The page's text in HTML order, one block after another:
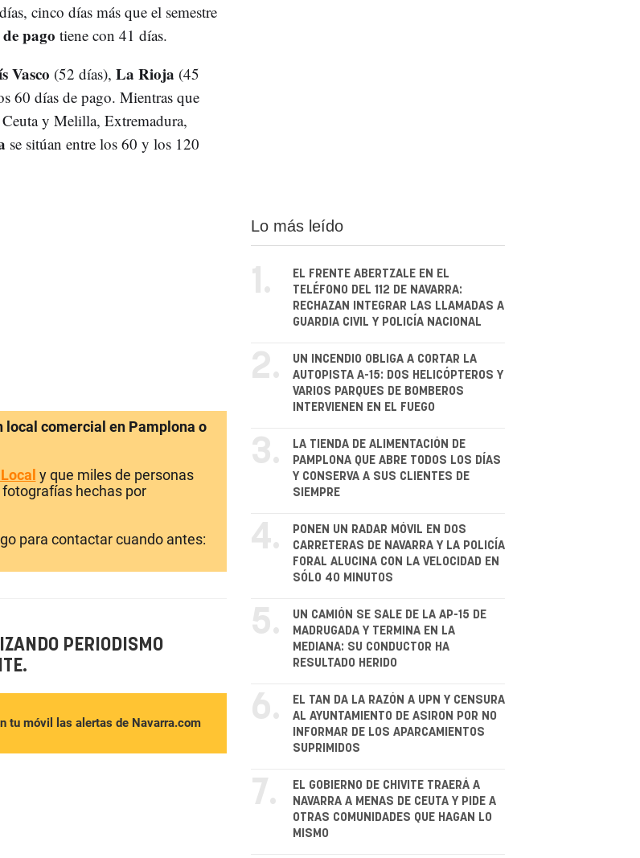
cinco días más que el semestre
pago tiene con 41 días.
Vasco (52 días), La Rioja (45
60 días de pago. Mientras que
y Melilla, Extremadura,
se sitúan entre los 60 y los 120
local comercial en Pamplona o
y que miles de personas
hechas por
para contactar cuando antes:
PERIODISMO
tu móvil las alertas de Navarra.com
Lo más leído
1.
EL FRENTE ABERTZALE EN EL
TELÉFONO DEL 112 DE NAVARRA:
RECHAZAN INTEGRAR LAS LLAMADAS A
GUARDIA CIVIL Y POLICÍA NACIONAL
2.
UN INCENDIO OBLIGA A CORTAR LA
AUTOPISTA A-15: DOS HELICÓPTEROS Y
VARIOS PARQUES DE BOMBEROS
INTERVIENEN EN EL FUEGO
3.
LA TIENDA DE ALIMENTACIÓN DE
PAMPLONA QUE ABRE TODOS LOS DÍAS
Y CONSERVA A SUS CLIENTES DE
SIEMPRE
4.
PONEN UN RADAR MÓVIL EN DOS
CARRETERAS DE NAVARRA Y LA POLICÍA
FORAL ALUCINA CON LA VELOCIDAD EN
SÓLO 40 MINUTOS
5.
UN CAMIÓN SE SALE DE LA AP-15 DE
MADRUGADA Y TERMINA EN LA
MEDIANA: SU CONDUCTOR HA
RESULTADO HERIDO
6.
EL TAN DA LA RAZÓN A UPN Y CENSURA
AL AYUNTAMIENTO DE ASIRON POR NO
INFORMAR DE LOS APARCAMIENTOS
SUPRIMIDOS
7.
EL GOBIERNO DE CHIVITE TRAERÁ A
NAVARRA A MENAS DE CEUTA Y PIDE A
OTRAS COMUNIDADES QUE HAGAN LO
MISMO